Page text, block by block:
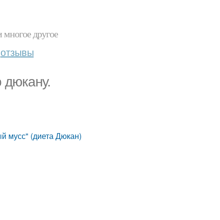
другое
отзывы
мусс" (диета Дюкан)